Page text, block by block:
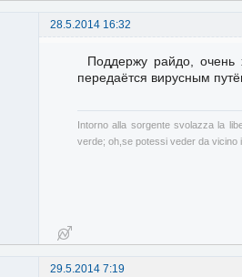
28.5.2014 16:32
Поддержу райдо, очень
передаётся вирусным
Intorno alla sorgente svolazza la
verde; oh,se potessi veder da
29.5.2014 7:19